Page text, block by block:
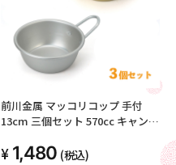
前川金属 マッコリコップ 手付
13cm 三個セット 570cc キャンプ
ッコリカップ
1,480 (税込)